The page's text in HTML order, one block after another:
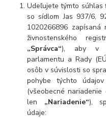
Udeľujete týmto súhlas
so sídlom Jas 937/6,
1020266896
živnostenského
„Správca“), aby v
parlamentu a Rady
osôb v súvislosti so
pohybe týchto
(všeobecné
len „Nariadenie“),
údaje: